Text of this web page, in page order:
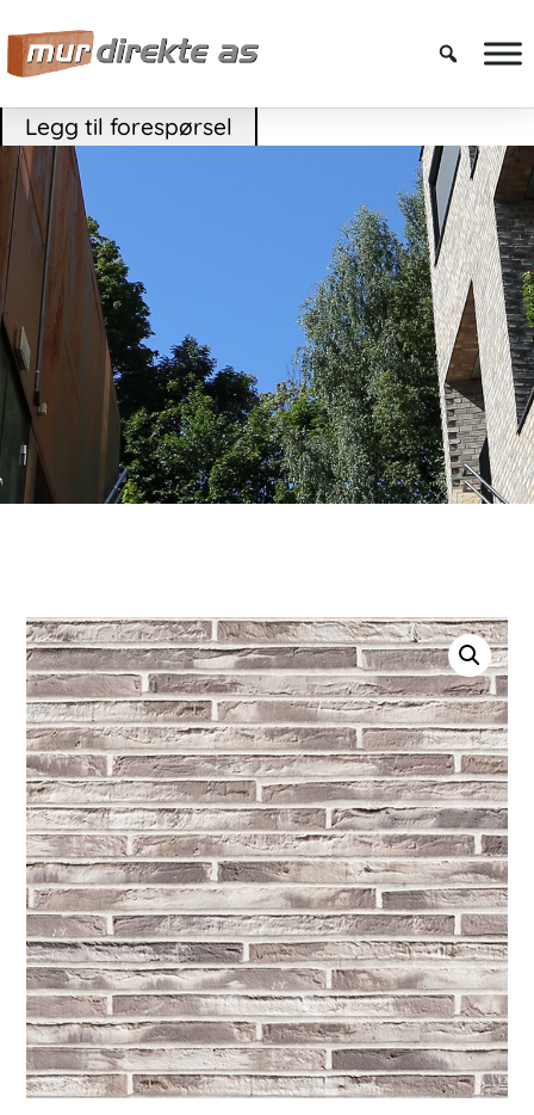
Legg til forespørsel